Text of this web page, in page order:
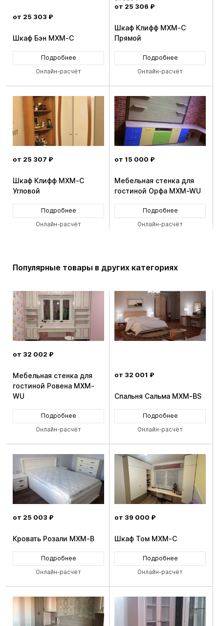
от 25 303 ₽
Шкаф Бэн MXM-C
Подробнее
Онлайн-расчёт
от 25 306 ₽
Шкаф Клифф MXM-C
Прямой
Подробнее
Онлайн-расчёт
от 25 307 ₽
Шкаф Клифф MXM-C
Угловой
Подробнее
Онлайн-расчёт
от 15 000 ₽
Мебельная стенка для
гостиной Орфа MXM-WU
Подробнее
Онлайн-расчёт
Популярные товары в других категориях
от 32 002 ₽
Мебельная стенка для
гостиной Ровена MXM-
WU
Подробнее
Онлайн-расчёт
от 32 001 ₽
Спальня Сальма MXM-BS
Подробнее
Онлайн-расчёт
от 25 003 ₽
Кровать Розали MXM-B
Подробнее
Онлайн-расчёт
от 39 000 ₽
Шкаф Том MXM-C
Подробнее
Онлайн-расчёт